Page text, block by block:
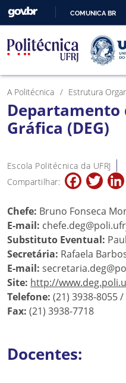
COMUNICA BR
A Politécnica Estrutura
Departamento
Gráfica (DEG)
Escola Politécnica da UFRJ
Compartilhar:
Facebook
Chefe: Bruno Fonseca
E-mail:
Substituto Eventual:
Secretária: Rafaela
E-mail:
Site: http://
Telefone: (21) 3938-8055
Fax: (21) 3938-7718
Docentes: